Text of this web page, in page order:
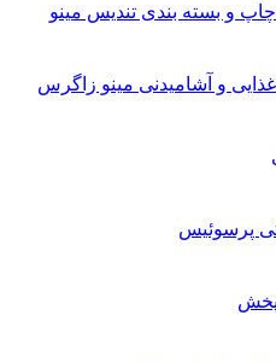
و بسته بندی تندیس مینو
و آشامیدنی مینو زاگرس
پرسوئیس
پخش